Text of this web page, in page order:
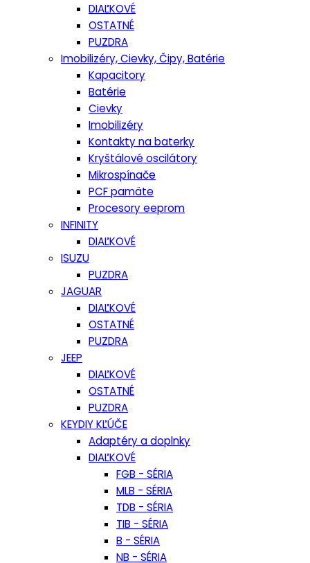
DIAĽKOVÉ
OSTATNÉ
PUZDRA
Imobilizéry, Cievky, Čipy, Batérie
Kapacitory
Batérie
Cievky
Imobilizéry
Kontakty na baterky
Kryštálové oscilátory
Mikrospínače
PCF pamäte
Procesory eeprom
INFINITY
DIAĽKOVÉ
ISUZU
PUZDRA
JAGUAR
DIAĽKOVÉ
OSTATNÉ
PUZDRA
JEEP
DIAĽKOVÉ
OSTATNÉ
PUZDRA
KEYDIY KĽÚČE
Adaptéry a doplnky
DIAĽKOVÉ
FGB - SÉRIA
MLB - SÉRIA
TDB - SÉRIA
TIB - SÉRIA
B - SÉRIA
NB - SÉRIA